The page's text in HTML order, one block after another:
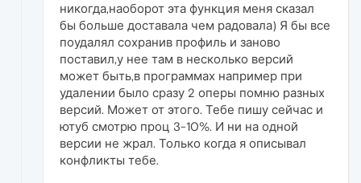
никогда,наоборот эта функция меня сказал
бы больше доставала чем радовала) Я бы все
поудалял сохранив профиль и заново
поставил,у нее там в несколько версий
может быть,в программах например при
удалении было сразу 2 оперы помню разных
версий. Может от этого. Тебе пишу сейчас и
ютуб смотрю проц 3-10%. И ни на одной
версии не жрал. Только когда я описывал
конфликты тебе.